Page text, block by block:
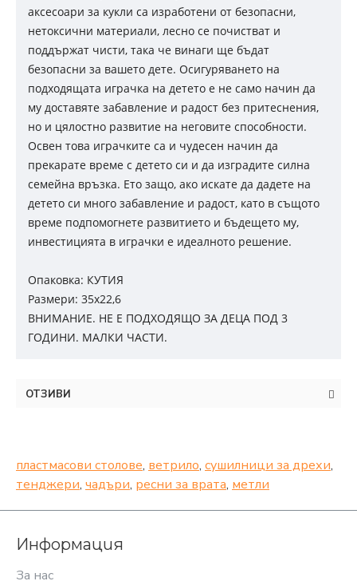
аксесоари за кукли са изработени от безопасни,
нетоксични материали, лесно се почистват и
поддържат чисти, така че винаги ще бъдат
безопасни за вашето дете. Осигуряването на
подходящата играчка на детето е не само начин да
му доставяте забавление и радост без притеснения,
но и цялостно развитие на неговите способности.
Освен това играчките са и чудесен начин да
прекарате време с детето си и да изградите силна
семейна връзка. Ето защо, ако искате да дадете на
детето си много забавление и радост, като в същото
време подпомогнете развитието и бъдещето му,
инвестицията в играчки е идеалното решение.
Опаковка: КУТИЯ
Размери: 35х22,6
ВНИМАНИЕ. НЕ Е ПОДХОДЯЩО ЗА ДЕЦА ПОД 3
ГОДИНИ. МАЛКИ ЧАСТИ.
ОТЗИВИ
пластмасови столове, ветрило, сушилници за дрехи,
тенджери, чадъри, ресни за врата, метли
Информация
За нас